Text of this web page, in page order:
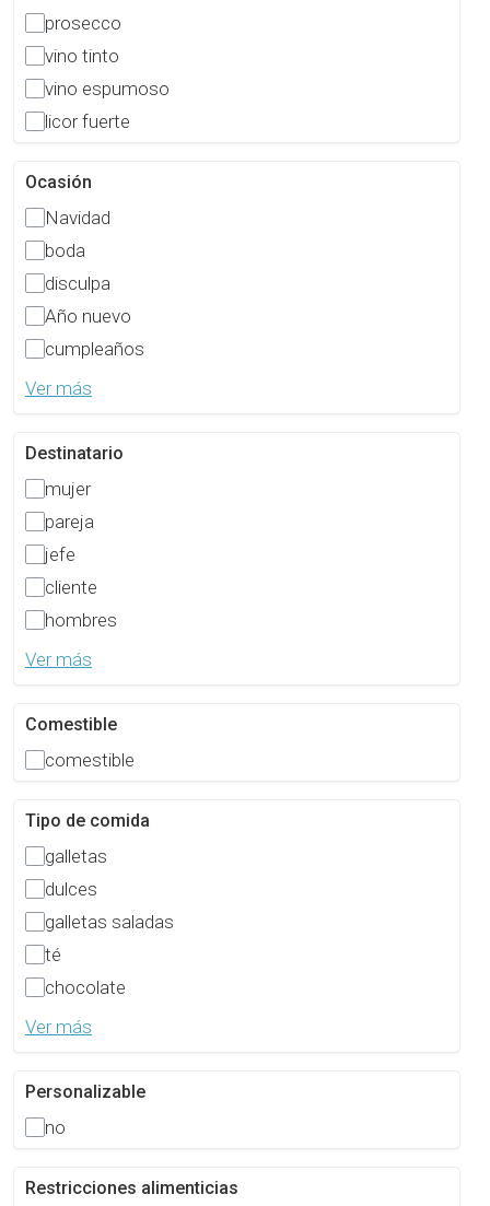
prosecco
vino tinto
vino espumoso
licor fuerte
Ocasión
Navidad
boda
disculpa
Año nuevo
cumpleaños
Ver más
Destinatario
mujer
pareja
jefe
cliente
hombres
Ver más
Comestible
comestible
Tipo de comida
galletas
dulces
galletas saladas
té
chocolate
Ver más
Personalizable
no
Restricciones alimenticias